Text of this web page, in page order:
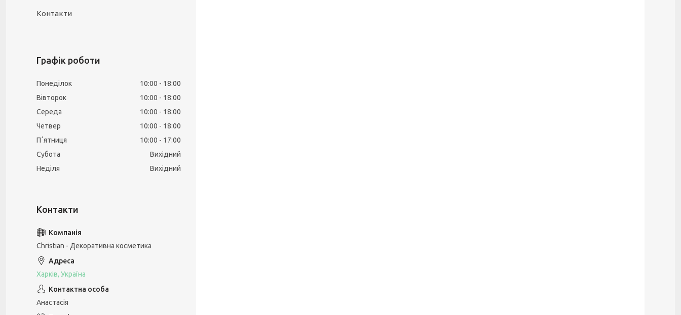
Контакти
Графік роботи
Понеділок 10:00
18:00
Вівторок
10:00
18:00
Середа
10:00
18:00
Четвер
10:00
18:00
Пʼятниця
10:00
17:00
Субота
Вихідний
Неділя
Вихідний
Christian - Декоративна косметика
Харків, Україна
Анастасія